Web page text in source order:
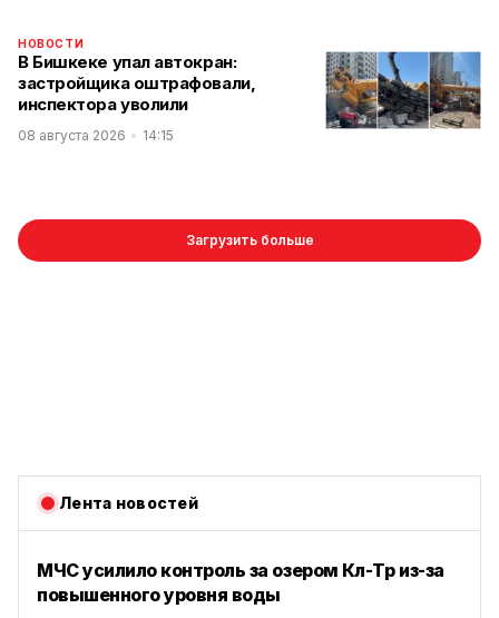
НОВОСТИ
В Бишкеке упал автокран:
застройщика оштрафовали,
инспектора уволили
08 августа 2026 14:15
Загрузить больше
Лента новостей
МЧС усилило контроль за озером Көл-Төр из-за
повышенного уровня воды